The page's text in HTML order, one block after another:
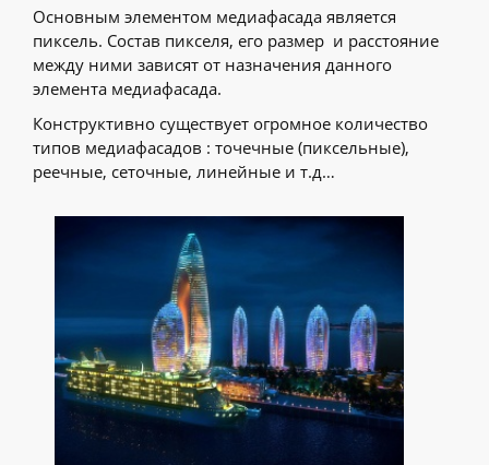
Основным элементом медиафасада является
пиксель. Состав пикселя, его размер и расстояние
между ними зависят от назначения данного
элемента медиафасада.
Конструктивно существует огромное количество
типов медиафасадов : точечные (пиксельные),
реечные, сеточные, линейные и т.д…